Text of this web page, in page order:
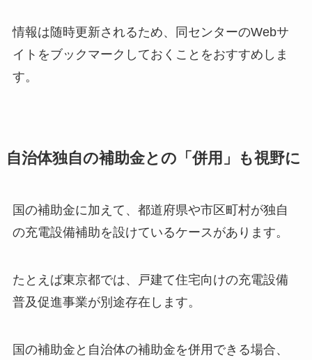
情報は随時更新されるため、同センターのWebサ
イトをブックマークしておくことをおすすめしま
す。
自治体独自の補助金との「併用」も視野に
国の補助金に加えて、都道府県や市区町村が独自
の充電設備補助を設けているケースがあります。
たとえば東京都では、戸建て住宅向けの充電設備
普及促進事業が別途存在します。
国の補助金と自治体の補助金を併用できる場合、